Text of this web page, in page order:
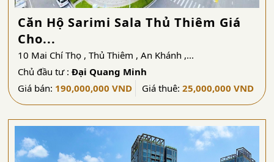
Căn Hộ Sarimi Sala Thủ Thiêm Giá
Cho...
10 Mai Chí Thọ , Thủ Thiêm , An Khánh ,...
Chủ đầu tư : Đại Quang Minh
Giá bán: 190,000,000 VND Giá thuê: 25,000,000 VND